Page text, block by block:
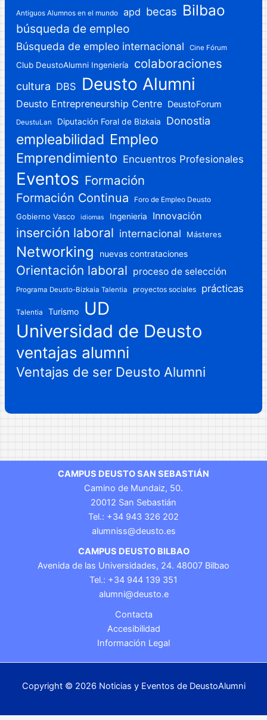
Antiguos Alumnos en el mundo apd becas Bilbao
búsqueda de empleo
Búsqueda de empleo internacional Cine Fórum
Club DeustoAlumni Ingeniería colaboraciones
cultura DBS Deusto Alumni
Deusto Entrepreneurship Centre DeustoForum
DeustuLan Diputación Foral de Bizkaia Donostia
empleabilidad Empleo
Emprendimiento Encuentros Profesionales
Eventos Formación
Formación Continua Foro de Empleo Deusto
Gobierno Vasco idiomas Ingenieria Innovación
inserción laboral internacional Másteres
Networking nuevas contrataciones
Orientación laboral proceso de selección
Programa Deusto-Bizkaia Talentia proyectos sociales prácticas
Talentia Turismo
UD
Universidad de Deusto
ventajas alumni
Ventajas de ser Deusto Alumni
CAMPUS DEUSTO SAN SEBASTIÁN
Camino de Mundaiz, 50.
20012 San Sebastián
Tel.: +34 943 326 202
alumniss@deusto.es
CAMPUS DEUSTO BILBAO
Avenida de las Universidades, 24. 48007 Bilbao
Tel.: +34 944 139 351
alumni@deusto.e
Contacta
Accesibilidad
Información Legal
Copyright © 2026 Noticias y Eventos de DeustoAlumni